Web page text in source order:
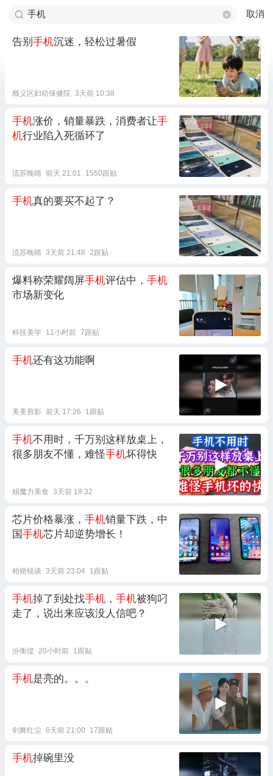
取消
告别 手机沉迷，轻松过暑假
顺义区妇幼保健院 3天前 10:38
手机涨价，销量暴跌，消费者让手
机行业陷入死循环了
流苏晚晴 前天 21:01 1550跟贴
手机真的要买不起了？
流苏晚晴 3天前 21:48 2跟贴
爆料称荣耀阔屏手机评估中， 手机
市场新变化
科技美学 11小时前 7跟贴
手机还有这功能啊
美美剪影 前天 17:26 1跟贴
手机不用时，千万别这样放桌上，
很多朋友不懂，难怪手机坏得快
娟魔力美食 3天前 19:32
芯片价格暴涨， 手机销量下跌，中
国手机芯片却逆势增长！
柏铭锐谈 3天前 23:04 1跟贴
手机掉了到处找手机 ， 手机被狗叼
走了，说出来应该没人信吧？
汾衡缇 20小时前 1跟贴
手机是亮的。。。
剑舞红尘 6天前 21:00 17跟贴
手机掉碗里没